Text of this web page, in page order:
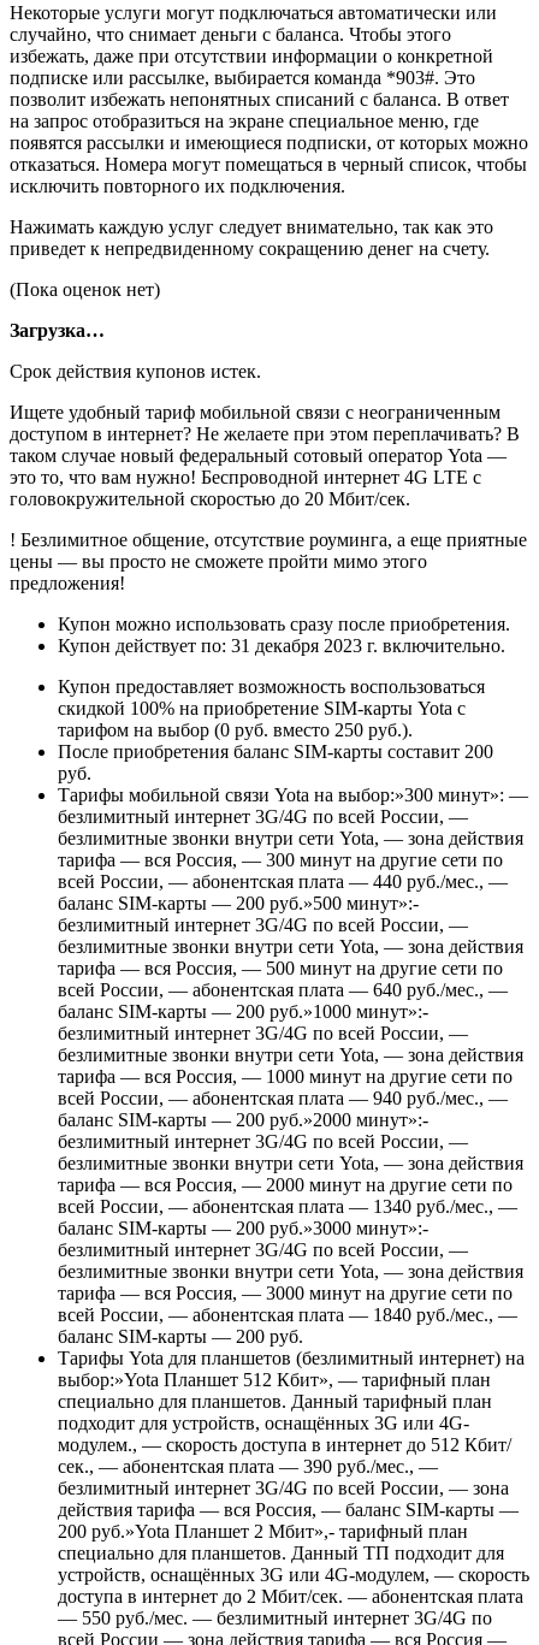
Некоторые услуги могут подключаться автоматически или
случайно, что снимает деньги с баланса. Чтобы этого
избежать, даже при отсутствии информации о конкретной
подписке или рассылке, выбирается команда *903#. Это
позволит избежать непонятных списаний с баланса. В ответ
на запрос отобразиться на экране специальное меню, где
появятся рассылки и имеющиеся подписки, от которых можно
отказаться. Номера могут помещаться в черный список, чтобы
исключить повторного их подключения.
Нажимать каждую услуг следует внимательно, так как это
приведет к непредвиденному сокращению денег на счету.
(Пока оценок нет)
Загрузка…
Срок действия купонов истек.
Ищете удобный тариф мобильной связи с неограниченным
доступом в интернет? Не желаете при этом переплачивать? В
таком случае новый федеральный сотовый оператор Yota —
это то, что вам нужно! Беспроводной интернет 4G LTE с
головокружительной скоростью до 20 Мбит/сек.
! Безлимитное общение, отсутствие роуминга, а еще приятные
цены — вы просто не сможете пройти мимо этого
предложения!
Купон можно использовать сразу после приобретения.
Купон действует по: 31 декабря 2023 г. включительно.
Купон предоставляет возможность воспользоваться
скидкой 100% на приобретение SIM-карты Yota с
тарифом на выбор (0 руб. вместо 250 руб.).
После приобретения баланс SIM-карты составит 200
руб.
Тарифы мобильной связи Yota на выбор:»300 минут»: —
безлимитный интернет 3G/4G по всей России, —
безлимитные звонки внутри сети Yota, — зона действия
тарифа — вся Россия, — 300 минут на другие сети по
всей России, — абонентская плата — 440 руб./мес., —
баланс SIM-карты — 200 руб.»500 минут»:-
безлимитный интернет 3G/4G по всей России, —
безлимитные звонки внутри сети Yota, — зона действия
тарифа — вся Россия, — 500 минут на другие сети по
всей России, — абонентская плата — 640 руб./мес., —
баланс SIM-карты — 200 руб.»1000 минут»:-
безлимитный интернет 3G/4G по всей России, —
безлимитные звонки внутри сети Yota, — зона действия
тарифа — вся Россия, — 1000 минут на другие сети по
всей России, — абонентская плата — 940 руб./мес., —
баланс SIM-карты — 200 руб.»2000 минут»:-
безлимитный интернет 3G/4G по всей России, —
безлимитные звонки внутри сети Yota, — зона действия
тарифа — вся Россия, — 2000 минут на другие сети по
всей России, — абонентская плата — 1340 руб./мес., —
баланс SIM-карты — 200 руб.»3000 минут»:-
безлимитный интернет 3G/4G по всей России, —
безлимитные звонки внутри сети Yota, — зона действия
тарифа — вся Россия, — 3000 минут на другие сети по
всей России, — абонентская плата — 1840 руб./мес., —
баланс SIM-карты — 200 руб.
Тарифы Yota для планшетов (безлимитный интернет) на
выбор:»Yota Планшет 512 Кбит», — тарифный план
специально для планшетов. Данный тарифный план
подходит для устройств, оснащённых 3G или 4G-
модулем., — скорость доступа в интернет до 512 Кбит/
сек., — абонентская плата — 390 руб./мес., —
безлимитный интернет 3G/4G по всей России, — зона
действия тарифа — вся Россия, — баланс SIM-карты —
200 руб.»Yota Планшет 2 Мбит»,- тарифный план
специально для планшетов. Данный ТП подходит для
устройств, оснащённых 3G или 4G-модулем, — скорость
доступа в интернет до 2 Мбит/сек. — абонентская плата
— 550 руб./мес. — безлимитный интернет 3G/4G по
всей России — зона действия тарифа — вся Россия —